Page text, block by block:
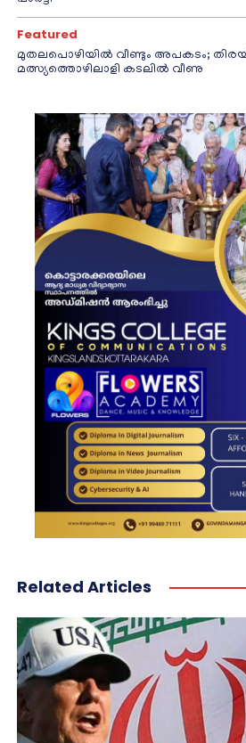
Featured
മുതലപൊഴിയിൽ വീണ്ടും അപകടം;
മത്സ്യത്തൊഴിലാളി കടലിൽ വീണു
Related Articles